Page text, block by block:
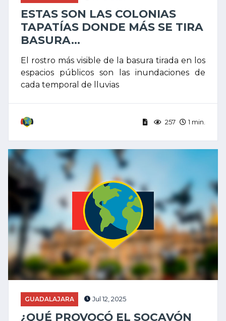
ESTAS SON LAS COLONIAS
TAPATÍAS DONDE MÁS SE TIRA
BASURA...
El rostro más visible de la basura tirada en los
espacios públicos son las inundaciones de
cada temporal de lluvias
257 1 min.
GUADALAJARA Jul 12, 2025
¿QUÉ PROVOCÓ EL SOCAVÓN